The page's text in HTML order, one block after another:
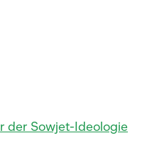
der Sowjet-Ideologie